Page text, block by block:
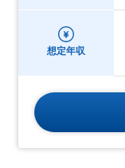
想定年収